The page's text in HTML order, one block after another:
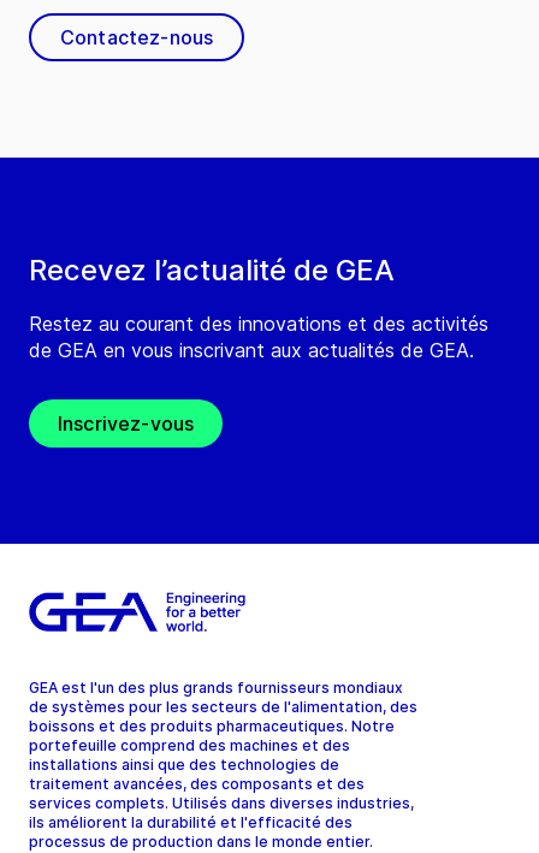
Recevez l’actualité de GEA
Restez au courant des innovations et des activités
de GEA en vous inscrivant aux actualités de GEA.
Inscrivez-vous
Contactez-nous
GEA est l'un des plus grands fournisseurs mondiaux
de systèmes pour les secteurs de l'alimentation, des
boissons et des produits pharmaceutiques. Notre
portefeuille comprend des machines et des
installations ainsi que des technologies de
traitement avancées, des composants et des
services complets. Utilisés dans diverses industries,
ils améliorent la durabilité et l'efficacité des
processus de production dans le monde entier.